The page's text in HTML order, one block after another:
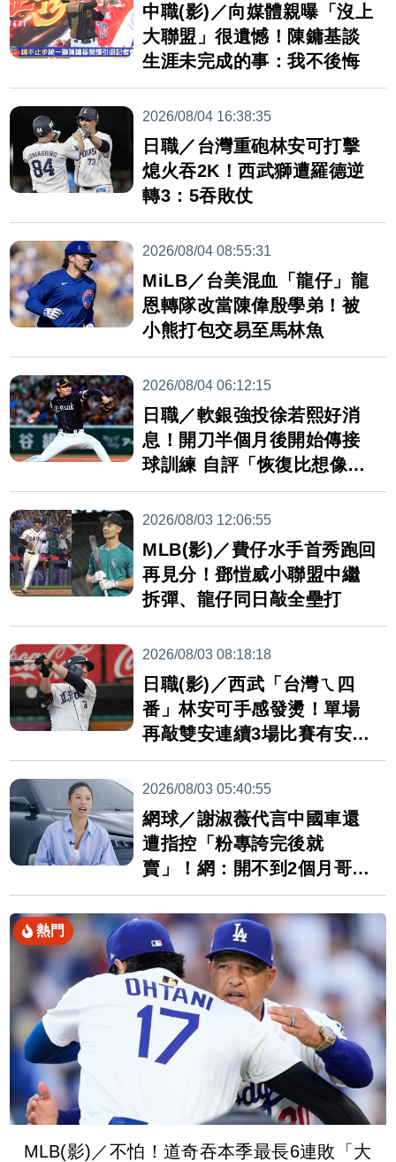
中職(影)／向媒體親曝「沒上
大聯盟」很遺憾！陳鏞基談
生涯未完成的事：我不後悔
2026/08/04 16:38:35
日職／台灣重砲林安可打擊
熄火吞2K！西武獅遭羅德逆
轉3：5吞敗仗
2026/08/04 08:55:31
MiLB／台美混血「龍仔」龍
恩轉隊改當陳偉殷學弟！被
小熊打包交易至馬林魚
2026/08/04 06:12:15
日職／軟銀強投徐若熙好消
息！開刀半個月後開始傳接
球訓練 自評「恢復比想像
好」
2026/08/03 12:06:55
MLB(影)／費仔水手首秀跑回
再見分！鄧愷威小聯盟中繼
拆彈、龍仔同日敲全壘打
2026/08/03 08:18:18
日職(影)／西武「台灣ㄟ四
番」林安可手感發燙！單場
再敲雙安連續3場比賽有安打
表現
2026/08/03 05:40:55
網球／謝淑薇代言中國車還
遭指控「粉專誇完後就
賣」！網：開不到2個月哥哥
就出價
熱門
MLB(影)／不怕！道奇吞本季最長6連敗「大